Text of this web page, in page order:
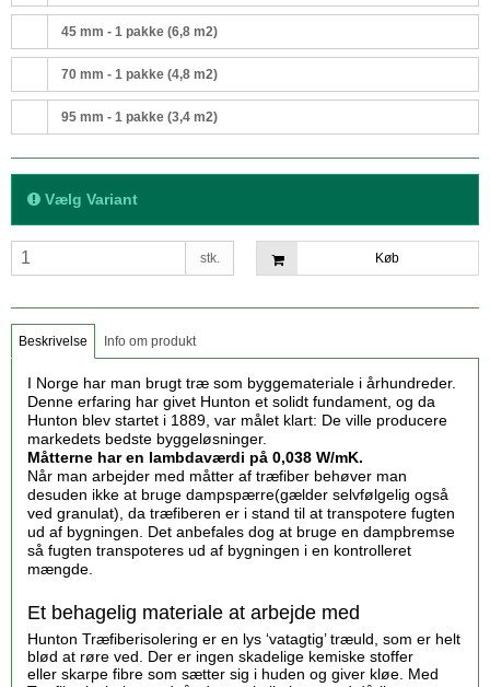
45 mm - 1 pakke (6,8 m2)
70 mm - 1 pakke (4,8 m2)
95 mm - 1 pakke (3,4 m2)
Vælg Variant
stk. Køb
Beskrivelse Info om produkt
I Norge har man brugt træ som byggemateriale i århundreder.
Denne erfaring har givet Hunton et solidt fundament, og da
Hunton blev startet i 1889, var målet klart: De ville producere
markedets bedste byggeløsninger.
Måtterne har en lambdaværdi på 0,038 W/mK.
Når man arbejder med måtter af træfiber behøver man
desuden ikke at bruge dampspærre(gælder selvfølgelig også
ved granulat), da træfiberen er i stand til at transpotere fugten
ud af bygningen. Det anbefales dog at bruge en dampbremse
så fugten transpoteres ud af bygningen i en kontrolleret
mængde.
Et behagelig materiale at arbejde med
Hunton Træfiberisolering er en lys ‘vatagtig’ træuld, som er helt
blød at røre ved. Der er ingen skadelige kemiske stoffer
eller skarpe fibre som sætter sig i huden og giver kløe. Med